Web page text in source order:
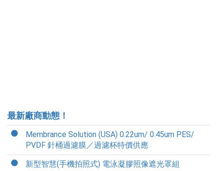
最新廠商動態！
Membrance Solution (USA) 0.22um/ 0.45um PES/
PVDF 針桶過濾膜／過濾杯特價供應
新型智慧(手機拍照式) 電泳凝膠照像遮光罩組